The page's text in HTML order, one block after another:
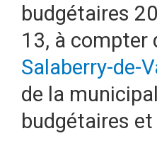
budgétaires
13, à compter
Salaberry-de-
de la
budgétaires